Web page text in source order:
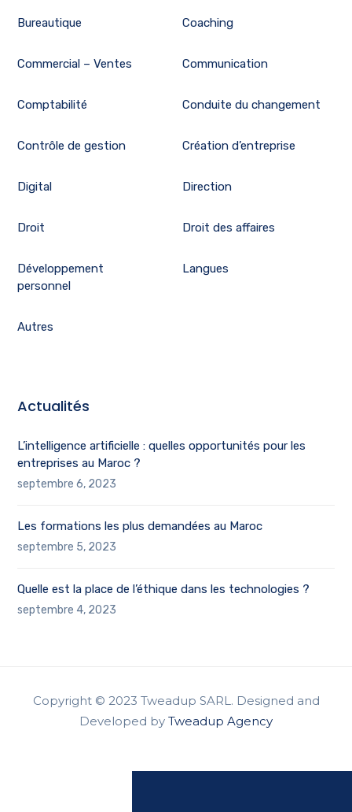
Bureautique Coaching
Commercial – Ventes Communication
Comptabilité Conduite du changement
Contrôle de gestion Création d’entreprise
Digital Direction
Droit Droit des affaires
Développement
personnel
Langues
Autres
Actualités
L’intelligence artificielle : quelles opportunités pour les
entreprises au Maroc ?
septembre 6, 2023
Les formations les plus demandées au Maroc
septembre 5, 2023
Quelle est la place de l’éthique dans les technologies ?
septembre 4, 2023
Copyright © 2023 Tweadup SARL. Designed and
Developed by Tweadup Agency